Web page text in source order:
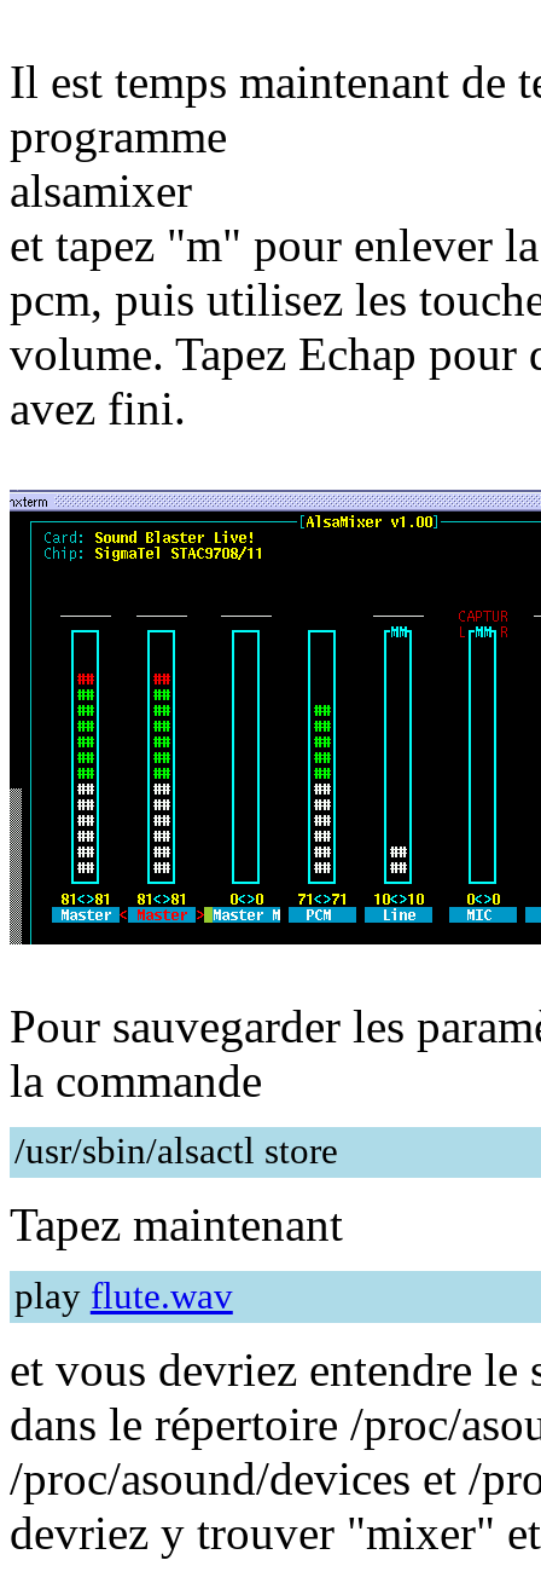
Il est temps maintenant de
programme
alsamixer
et tapez "m" pour enlever
pcm, puis utilisez les
volume. Tapez Echap
avez fini.
Pour sauvegarder les
la commande
/usr/sbin/alsactl store
Tapez maintenant
play flute.wav
et vous devriez entendre le
dans le répertoire /proc/
/proc/asound/devices et /
devriez y trouver "mixer"